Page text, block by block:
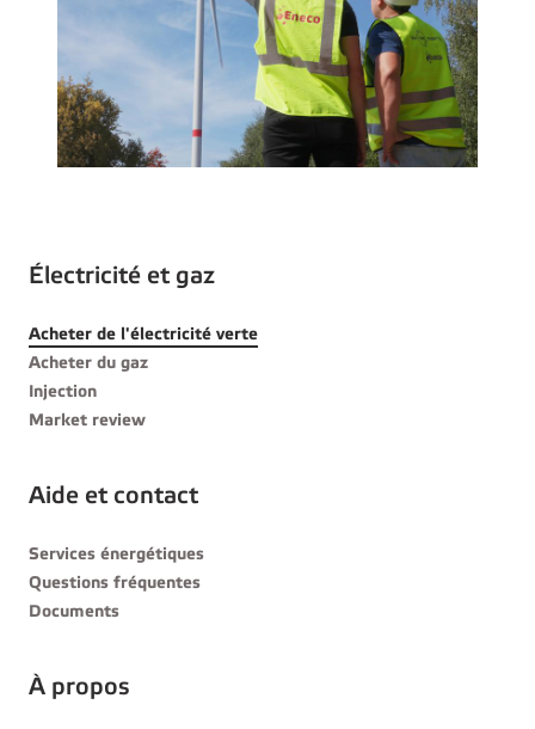
Électricité et gaz
Acheter de l'électricité verte
Acheter du gaz
Injection
Market review
Aide et contact
Services énergétiques
Questions fréquentes
Documents
À propos